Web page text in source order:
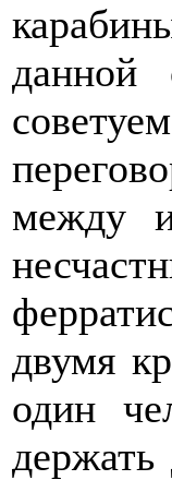
между
двумя
один